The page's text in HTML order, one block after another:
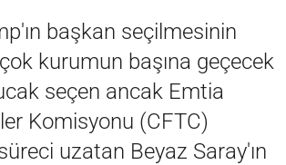
başkan seçilmesinin
kurumun başına geçecek
seçen ancak Emtia
Komisyonu (CFTC)
uzatan Beyaz Saray'ın